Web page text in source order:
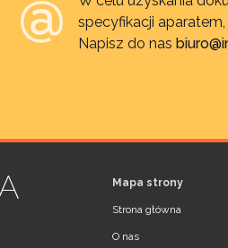
specyfikacji
Napisz do nas
Mapa strony
Strona główna
O nas